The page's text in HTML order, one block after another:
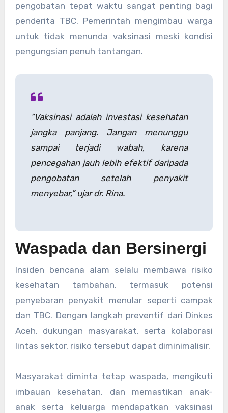
pengobatan tepat waktu sangat penting bagi
penderita TBC. Pemerintah mengimbau warga
untuk tidak menunda vaksinasi meski kondisi
pengungsian penuh tantangan.
“Vaksinasi adalah investasi kesehatan
jangka panjang. Jangan menunggu
sampai terjadi wabah, karena
pencegahan jauh lebih efektif daripada
pengobatan setelah penyakit
menyebar,” ujar dr. Rina.
Waspada dan Bersinergi
Insiden bencana alam selalu membawa risiko
kesehatan tambahan, termasuk potensi
penyebaran penyakit menular seperti campak
dan TBC. Dengan langkah preventif dari Dinkes
Aceh, dukungan masyarakat, serta kolaborasi
lintas sektor, risiko tersebut dapat diminimalisir.
Masyarakat diminta tetap waspada, mengikuti
imbauan kesehatan, dan memastikan anak-
anak serta keluarga mendapatkan vaksinasi